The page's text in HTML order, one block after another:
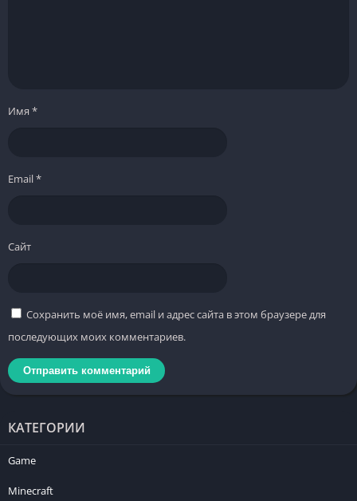
Имя *
Email*
Сайт
Сохранить моё имя, email и адрес сайта в этом браузере для
последующих моих комментариев.
КАТЕГОРИИ
Game
Minecraft